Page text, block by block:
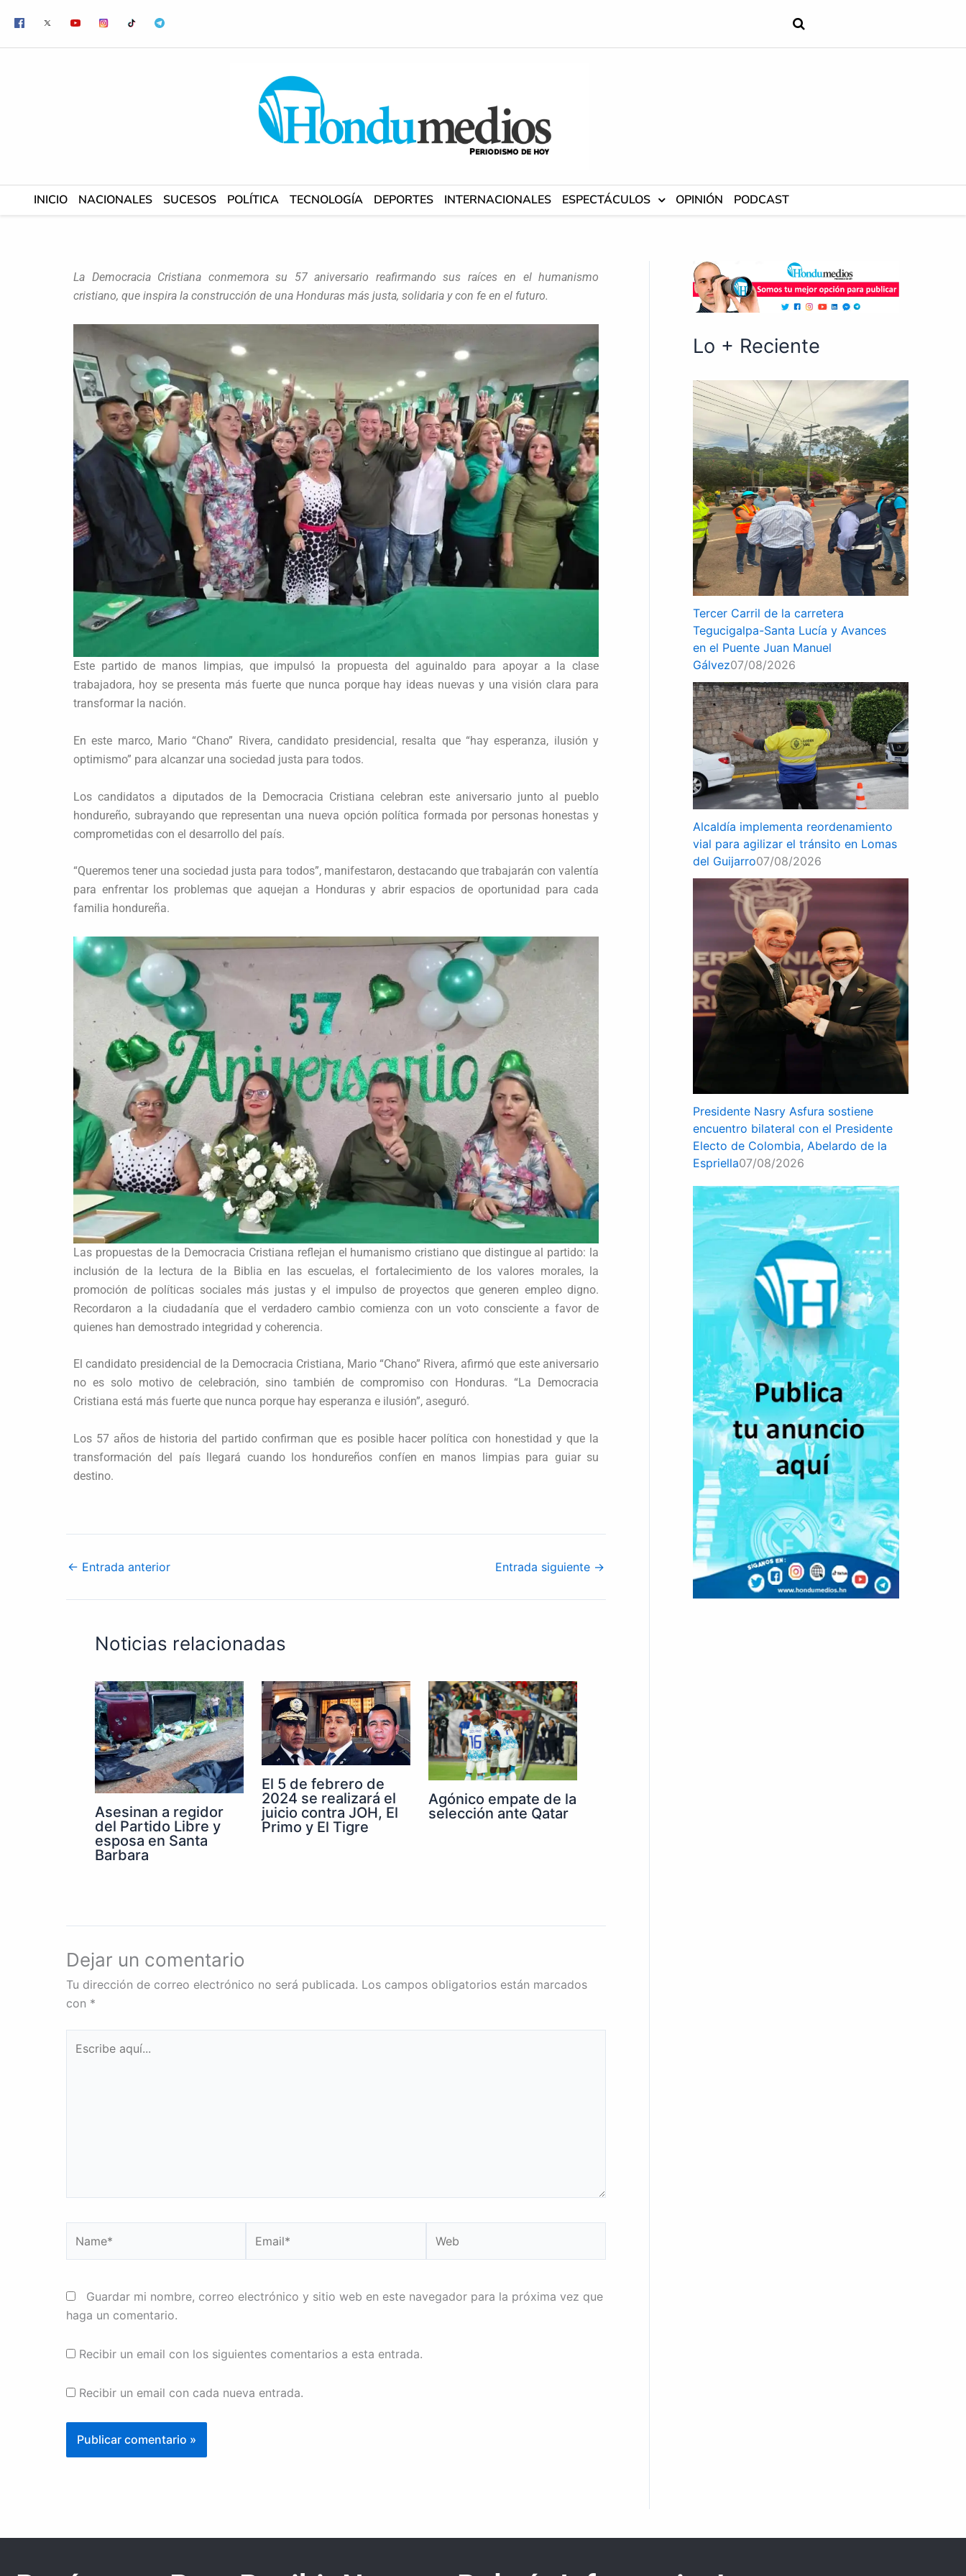
contenido
INICIO NACIONALES SUCESOS POLÍTICA TECNOLOGÍA DEPORTES INTERNACIONALES ESPECTÁCULOS OPINIÓN PODCAST
La Democracia Cristiana conmemora su 57 aniversario reafirmando sus raíces en el humanismo
cristiano, que inspira la construcción de una Honduras más justa, solidaria y con fe en el futuro.
Este partido de manos limpias, que impulsó la propuesta del aguinaldo para apoyar a la clase
trabajadora, hoy se presenta más fuerte que nunca porque hay ideas nuevas y una visión clara para
transformar la nación.
En este marco, Mario “Chano” Rivera, candidato presidencial, resalta que “hay esperanza, ilusión y
optimismo” para alcanzar una sociedad justa para todos.
Los candidatos a diputados de la Democracia Cristiana celebran este aniversario junto al pueblo
hondureño, subrayando que representan una nueva opción política formada por personas honestas y
comprometidas con el desarrollo del país.
“Queremos tener una sociedad justa para todos”, manifestaron, destacando que trabajarán con valentía
para enfrentar los problemas que aquejan a Honduras y abrir espacios de oportunidad para cada
familia hondureña.
Las propuestas de la Democracia Cristiana reflejan el humanismo cristiano que distingue al partido: la
inclusión de la lectura de la Biblia en las escuelas, el fortalecimiento de los valores morales, la
promoción de políticas sociales más justas y el impulso de proyectos que generen empleo digno.
Recordaron a la ciudadanía que el verdadero cambio comienza con un voto consciente a favor de
quienes han demostrado integridad y coherencia.
El candidato presidencial de la Democracia Cristiana, Mario “Chano” Rivera, afirmó que este aniversario
no es solo motivo de celebración, sino también de compromiso con Honduras. “La Democracia
Cristiana está más fuerte que nunca porque hay esperanza e ilusión”, aseguró.
Los 57 años de historia del partido confirman que es posible hacer política con honestidad y que la
transformación del país llegará cuando los hondureños confíen en manos limpias para guiar su
destino.
← Entrada anterior Entrada siguiente →
Noticias relacionadas
Asesinan a regidor
del Partido Libre y
esposa en Santa
Barbara
El 5 de febrero de
2024 se realizará el
juicio contra JOH, El
Primo y El Tigre
Agónico empate de la
selección ante Qatar
Dejar un comentario
Tu dirección de correo electrónico no será publicada. Los campos obligatorios están marcados
con *
aquí...
Guardar mi nombre, correo electrónico y sitio web en este navegador para la próxima vez que
haga un comentario.
Recibir un email con los siguientes comentarios a esta entrada.
Recibir un email con cada nueva entrada.
Lo + Reciente
Tercer Carril de la carretera
Tegucigalpa-Santa Lucía y Avances
en el Puente Juan Manuel
Gálvez07/08/2026
Alcaldía implementa reordenamiento
vial para agilizar el tránsito en Lomas
del Guijarro07/08/2026
Presidente Nasry Asfura sostiene
encuentro bilateral con el Presidente
Electo de Colombia, Abelardo de la
Espriella07/08/2026